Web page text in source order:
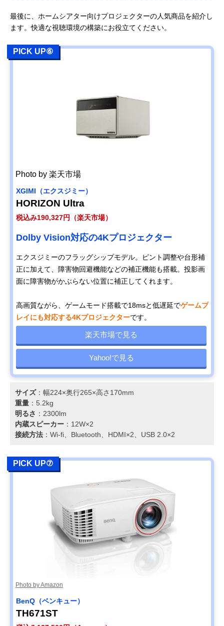
最後に、ホームシアター向けプロジェクターの人気商品を紹介し
ます。快適な視聴環境の構築にお役立てください。
PICK UP⑥
Photo by 楽天市場
XGIMI（エクスジミー）
HORIZON Ultra
税込み190,327円（楽天市場）
Dolby Vision対応の4Kプロジェクター
エクスジミーのフラッグシップモデル。ピント調整や台形補
正に加えて、障害物回避機能などの補正機能も搭載。投影画
面に障害物がかぶらない位置に補正してくれます。
高画質ながら、ゲームモード搭載で18msと低遅延でゲームプ
レイにも対応する4Kプロジェクターです。
楽天市場で見る
Yahoo!で見る
サイズ：幅224×奥行265×高さ170mm
重量 ：5.2kg
明るさ ：2300lm
内蔵スピーカー ：12W×2
接続方法 ：Wi-fi、Bluetooth、HDMI×2、USB 2.0×2
PICK UP⑦
Photo by Amazon
BenQ（ベンキュー）
TH671ST